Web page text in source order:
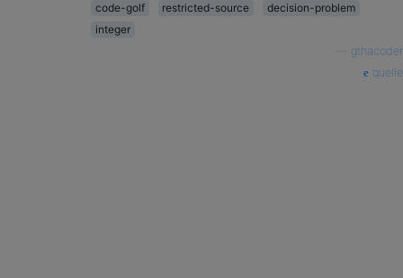
code-golf restricted-source
decision-problem
integer
gthacoder
quelle